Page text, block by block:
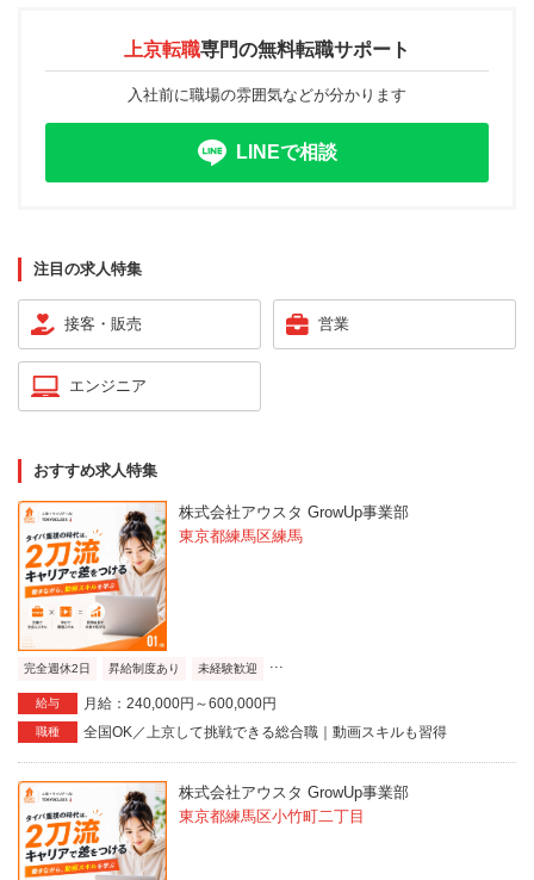
上京転職専門の無料転職サポート
入社前に職場の雰囲気などが分かります
LINEで相談
注目の求人特集
接客・販売 営業
エンジニア
おすすめ求人特集
株式会社アウスタ GrowUp事業部
東京都練馬区練馬
完全週休2日 昇給制度あり 未経験歓迎
給与 月給：240,000円～600,000円
職種 全国OK／上京して挑戦できる総合職｜動画スキルも習得
株式会社アウスタ GrowUp事業部
東京都練馬区小竹町二丁目